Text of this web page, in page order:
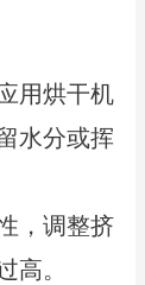
用烘干机
水分或挥
，调整挤
高。